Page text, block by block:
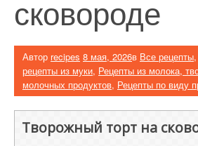
сковороде
Автор recipes 8 мая, 2026в Все рецепты,
рецепты из муки, Рецепты из молока,
молочных продуктов, Рецепты по виду
Творожный торт на